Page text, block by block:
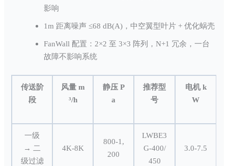
影响
1m 距离噪声 ≤68 dB(A)，中空翼型叶片 + 优化蜗壳
FanWall 配置：2×2 至 3×3 阵列，N+1 冗余，一台
故障不影响系统
传送阶
段
风量 m
³/h
静压 P
a
推荐型
号
电机 k
W
一级
→ 二
级过滤
4K-8K
800-1,
200
LWBE3
G-400/
450
3.0-7.5